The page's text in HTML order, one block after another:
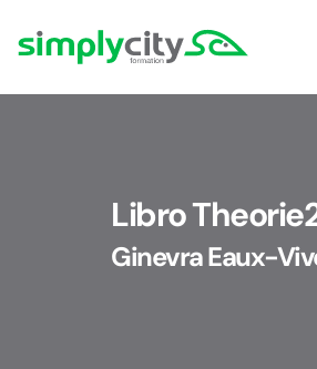
Simplycity
Libro
Ginevra Eaux-